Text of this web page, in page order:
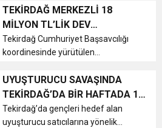
Şube Müdürlüğü ekiplerince
yürütülen çalışmalar kapsamında
yasa dışı bahis faaliyetlerine yönelik
öne...
TEKİRDAĞ MERKEZLİ 18
MİLYON TL’LİK DEV
DOLANDIRICILIK OPERASYONU
Tekirdağ Cumhuriyet Başsavcılığı
koordinesinde yürütülen
vatandaşları telefonla arayarak
kendilerini polis ve savcı olarak
tanıtan dolandırıcılık şebekesine
yönelik düzenlenen o...
UYUŞTURUCU SAVAŞINDA
TEKİRDAĞ’DA BİR HAFTADA 124
OPERASYON YAPILDI
Tekirdağ’da gençleri hedef alan
uyuşturucu satıcılarına yönelik